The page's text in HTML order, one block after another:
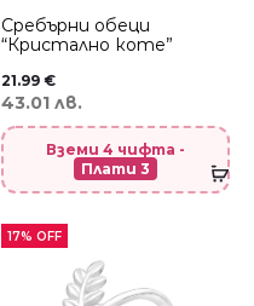
Сребърни обеци
“Кристално коте”
21.99 €
43.01 лв.
Вземи 4 чифта -
Плати 3
17% OFF